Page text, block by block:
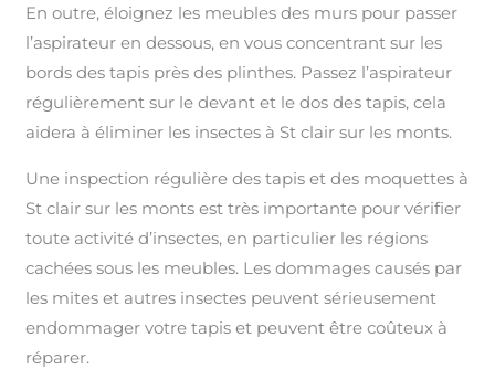
En outre, éloignez les meubles des murs pour passer
l’aspirateur en dessous, en vous concentrant sur les
bords des tapis près des plinthes. Passez l’aspirateur
régulièrement sur le devant et le dos des tapis, cela
aidera à éliminer les insectes à St clair sur les monts.
Une inspection régulière des tapis et des moquettes à
St clair sur les monts est très importante pour vérifier
toute activité d’insectes, en particulier les régions
cachées sous les meubles. Les dommages causés par
les mites et autres insectes peuvent sérieusement
endommager votre tapis et peuvent être coûteux à
réparer.